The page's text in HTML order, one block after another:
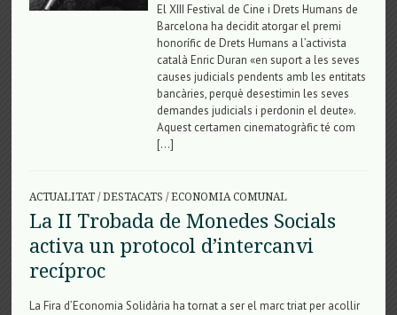
El XIII Festival de Cine i Drets Humans de
Barcelona ha decidit atorgar el premi
honorífic de Drets Humans a l’activista
català Enric Duran «en suport a les seves
causes judicials pendents amb les entitats
bancàries, perquè desestimin les seves
demandes judicials i perdonin el deute».
Aquest certamen cinematogràfic té com
[…]
ACTUALITAT /DESTACATS /ECONOMIA COMUNAL
La II Trobada de Monedes Socials
activa un protocol d’intercanvi
recíproc
La Fira d’Economia Solidària ha tornat a ser el marc triat per acollir